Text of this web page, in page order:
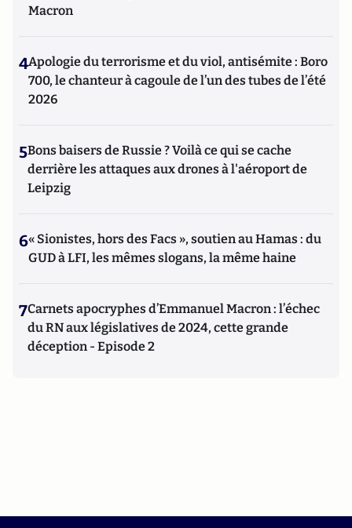
Macron
4Apologie du terrorisme et du viol, antisémite : Boro
700, le chanteur à cagoule de l’un des tubes de l’été
2026
5Bons baisers de Russie ? Voilà ce qui se cache
derrière les attaques aux drones à l'aéroport de
Leipzig
6« Sionistes, hors des Facs », soutien au Hamas : du
GUD à LFI, les mêmes slogans, la même haine
7Carnets apocryphes d’Emmanuel Macron : l’échec
du RN aux législatives de 2024, cette grande
déception - Episode 2